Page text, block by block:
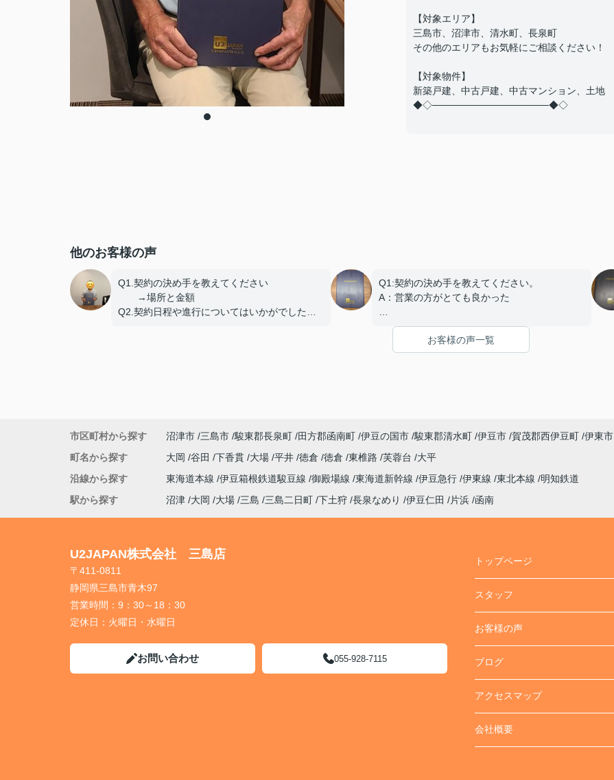
【対象エリア】
三島市、沼津市、清水町、長泉町
その他のエリアもお気軽にご相談ください！
【対象物件】
新築戸建、中古戸建、中古マンション、土地
◆◇─────────────────◆◇
他のお客様の声
Q1.契約の決め手を教えてください
→場所と金額
Q2.契約日程や進行についてはいかがでしたで
Q1:契約の決め手を教えてください。
A：営業の方がとても良かった
Q2:契約日程や進行についてはいかがでしたで
A：円滑におこなっていただきました
お客様の声一覧
市区町村から探す 沼津市 三島市 駿東郡長泉町 田方郡函南町 伊豆の国市 駿東郡清水町 伊豆市 賀茂郡西伊豆町 伊東市
町名から探す
大岡 谷田 下香貫 大場 平井 徳倉 徳倉 東椎路 芙蓉台
大平
沿線から探す
東海道本線 伊豆箱根鉄道駿豆線 御殿場線 東海道新幹線 伊豆急行 伊東線 東北本線
明知鉄道
駅から探す
沼津 大岡 大場 三島 三島二日町 下土狩 長泉なめり 伊豆仁田 片浜 函南
U2JAPAN株式会社 三島店
〒411-0811
静岡県三島市青木97
営業時間： 9：30～18：30
定休日： 火曜日・水曜日
お問い合わせ 055-928-7115
トップページ
スタッフ
お客様の声
ブログ
アクセスマップ
会社概要